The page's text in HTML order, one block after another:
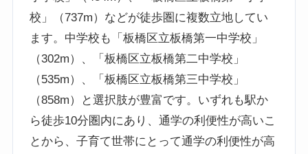
校」（737m）などが徒歩圏に複数立地してい
ます。中学校も「板橋区立板橋第一中学校」
（302m）、「板橋区立板橋第二中学校」
（535m）、「板橋区立板橋第三中学校」
（858m）と選択肢が豊富です。いずれも駅か
ら徒歩10分圏内にあり、通学の利便性が高いこ
とから、子育て世帯にとって通学の利便性が高